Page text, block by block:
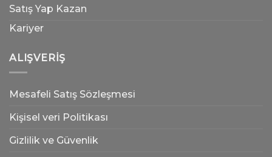
Satış Yap Kazan
Kariyer
ALIŞVERIŞ
Mesafeli Satış Sözleşmesi
Kişisel veri Politikası
Gizlilik ve Güvenlik